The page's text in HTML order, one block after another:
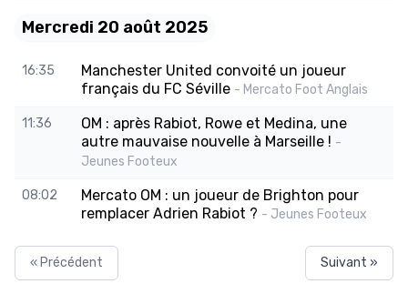
Mercredi 20 août 2025
16:35
Manchester United convoité un joueur
français du FC Séville - Mercato Foot Anglais
11:36
OM : après Rabiot, Rowe et Medina, une
autre mauvaise nouvelle à Marseille ! -
Jeunes Footeux
08:02
Mercato OM : un joueur de Brighton pour
remplacer Adrien Rabiot ? - Jeunes Footeux
« Précédent Suivant »